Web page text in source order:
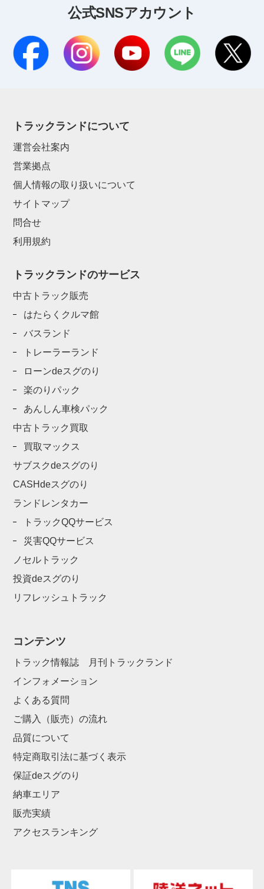
公式SNSアカウント
トラックランドについて
運営会社案内
営業拠点
個人情報の取り扱いについて
サイトマップ
問合せ
利用規約
トラックランドのサービス
中古トラック販売
はたらくクルマ館
バスランド
トレーラーランド
ローンdeスグのり
楽のりパック
あんしん車検パック
中古トラック買取
買取マックス
サブスクdeスグのり
CASHdeスグのり
ランドレンタカー
トラックQQサービス
災害QQサービス
ノセルトラック
投資deスグのり
リフレッシュトラック
コンテンツ
トラック情報誌 月刊トラックランド
インフォメーション
よくある質問
ご購入（販売）の流れ
品質について
特定商取引法に基づく表示
保証deスグのり
納車エリア
販売実績
アクセスランキング